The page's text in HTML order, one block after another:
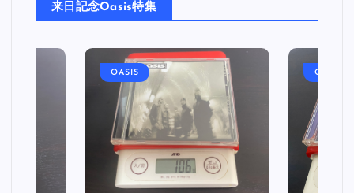
の
ペ
ー
ジ
送
来日記念Oasis特集
OASIS OASIS